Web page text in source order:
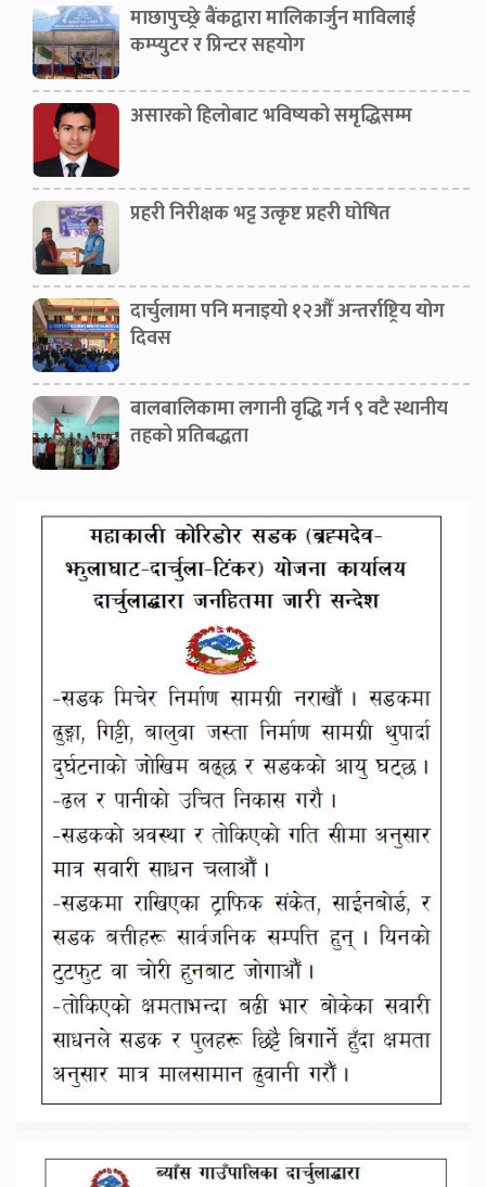
माछापुच्छ्रे बैंकद्वारा मालिकार्जुन माविलाई
कम्प्युटर र प्रिन्टर सहयोग
असारको हिलोबाट भविष्यको समृद्धिसम्म
प्रहरी निरीक्षक भट्ट उत्कृष्ट प्रहरी घोषित
दार्चुलामा पनि मनाइयो १२औँ अन्तर्राष्ट्रिय योग
दिवस
बालबालिकामा लगानी वृद्धि गर्न ९ वटै स्थानीय
तहको प्रतिबद्धता